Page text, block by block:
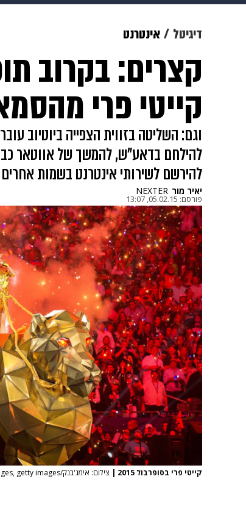
תרבות
גאווה ויוה משפט
דיגיטל אינטרנט
קצרים: בקרוב
קייטי פרי
וגם: השליטה בזווית הצפייה ביוטיוב
להילחם בדאע"ש, להמשך של אווטאר
להירשם לשירותי אינטרנט בשמות אחרים
יאיר מור NEXTER
פורסם: 05.02.15, 13:07
קייטי פרי בסופרבול 2015 | צילום: אימג'בנק/GettyImages, getty images